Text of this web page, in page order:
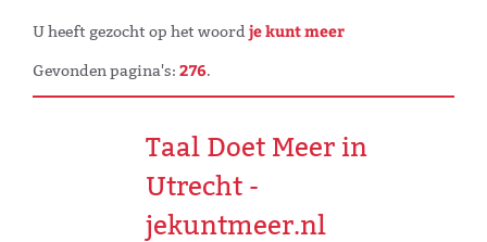
U heeft gezocht op het woordje kunt meer
Gevonden pagina's: 276.
Taal Doet Meer in
Utrecht -
jekuntmeer.nl